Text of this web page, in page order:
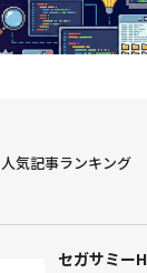
人気記事ランキング
セガサミー